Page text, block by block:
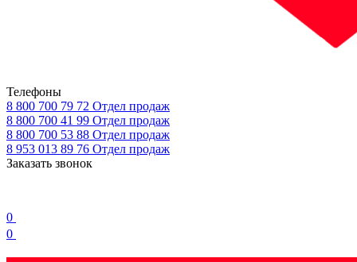
Телефоны
8 800 700 79 72 Отдел продаж
8 800 700 41 99 Отдел продаж
8 800 700 53 88 Отдел продаж
8 953 013 89 76 Отдел продаж
Заказать звонок
0
0